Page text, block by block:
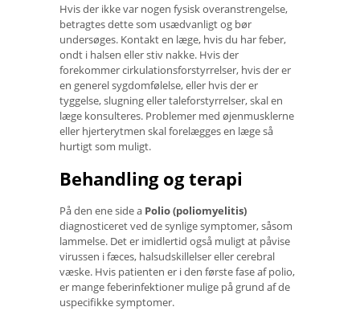
Hvis der ikke var nogen fysisk overanstrengelse,
betragtes dette som usædvanligt og bør
undersøges. Kontakt en læge, hvis du har feber,
ondt i halsen eller stiv nakke. Hvis der
forekommer cirkulationsforstyrrelser, hvis der er
en generel sygdomfølelse, eller hvis der er
tyggelse, slugning eller taleforstyrrelser, skal en
læge konsulteres. Problemer med øjenmusklerne
eller hjerterytmen skal forelægges en læge så
hurtigt som muligt.
Behandling og terapi
På den ene side a Polio (poliomyelitis)
diagnosticeret ved de synlige symptomer, såsom
lammelse. Det er imidlertid også muligt at påvise
virussen i fæces, halsudskillelser eller cerebral
væske. Hvis patienten er i den første fase af polio,
er mange feberinfektioner mulige på grund af de
uspecifikke symptomer.